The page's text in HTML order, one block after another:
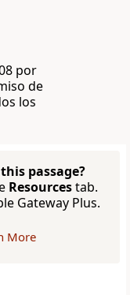
por
de
los
passage?
Resourcestab.
Gateway Plus.
More